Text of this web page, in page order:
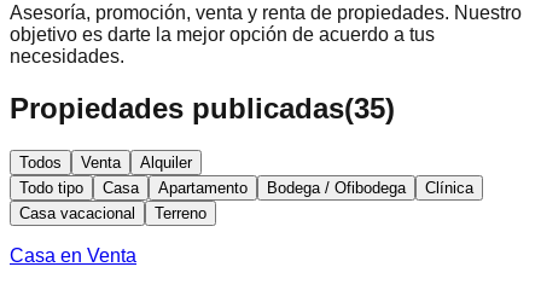
Asesoría, promoción, venta y renta de propiedades. Nuestro
objetivo es darte la mejor opción de acuerdo a tus
necesidades.
Propiedades publicadas(35)
Todos Venta
Alquiler
Todo tipo
Casa Apartamento Bodega / Ofibodega
Clínica
Casa vacacional
Terreno
Casa en Venta